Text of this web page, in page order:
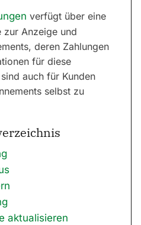
verfügt über eine
Anzeige und
deren Zahlungen
für diese
auch für Kunden
selbst zu
aktualisieren